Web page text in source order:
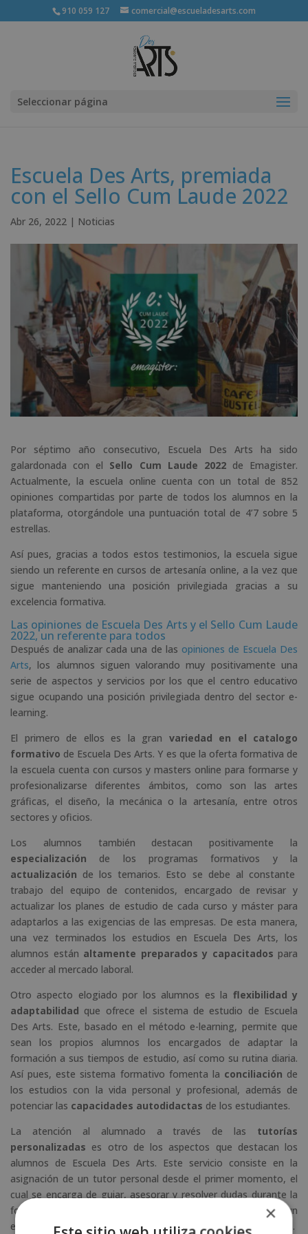
910 059 127 comercial@escueladesarts.com
Seleccionar página
Escuela Des Arts, premiada
con el Sello Cum Laude 2022
Abr 26, 2022 | Noticias
Por séptimo año consecutivo, Escuela Des Arts ha sido
galardonada con el Sello Cum Laude 2022 de Emagister.
Actualmente, la escuela online cuenta con un total de 852
opiniones compartidas por parte de todos los alumnos en la
plataforma, otorgándole una puntuación total de 4’7 sobre 5
estrellas.
Así pues, gracias a todos estos testimonios, la escuela sigue
siendo un referente en cursos de artesanía online, a la vez que
sigue manteniendo una posición privilegiada gracias a su
excelencia formativa.
Las opiniones de Escuela Des Arts y el Sello Cum Laude
2022, un referente para todos
Después de analizar cada una de las opiniones de Escuela Des
Arts, los alumnos siguen valorando muy positivamente una
serie de aspectos y servicios por los que el centro educativo
sigue ocupando una posición privilegiada dentro del sector e-
learning.
El primero de ellos es la gran variedad en el catalogo
formativo de Escuela Des Arts. Y es que la oferta formativa de
la escuela cuenta con cursos y masters online para formarse y
profesionalizarse diferentes ámbitos, como son las artes
gráficas, el diseño, la mecánica o la artesanía, entre otros
sectores y oficios.
Los alumnos también destacan positivamente la
especialización de los programas formativos y la
actualización de los temarios. Esto se debe al constante
trabajo del equipo de contenidos, encargado de revisar y
actualizar los planes de estudio de cada curso y máster para
adaptarlos a las exigencias de las empresas. De esta manera,
una vez terminados los estudios en Escuela Des Arts, los
alumnos están altamente preparados y capacitados para
acceder al mercado laboral.
Otro aspecto elogiado por los alumnos es la flexibilidad y
adaptabilidad que ofrece el sistema de estudio de Escuela
Des Arts. Este, basado en el método e-learning, permite que
sean los propios alumnos los encargados de adaptar la
formación a sus tiempos de estudio, así como su rutina diaria.
Así pues, este sistema formativo fomenta la conciliación de
los estudios con la vida personal y profesional, además de
potenciar las capacidades autodidactas de los estudiantes.
La atención al alumnado a través de las tutorías
personalizadas es otro de los aspectos que destacan los
alumnos de Escuela Des Arts. Este servicio consiste en la
asignación de un tutor personal desde el primer momento, el
cual se encarga de guiar, asesorar y resolver dudas durante la
formación del estudiante. Este servicio está formado por un
equipo de tutores expertos en diferentes sectores y disciplinas.
×